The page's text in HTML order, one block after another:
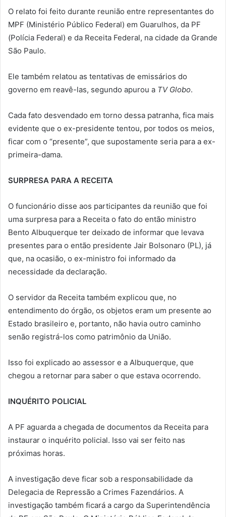
O relato foi feito durante reunião entre representantes do
MPF (Ministério Público Federal) em Guarulhos, da PF
(Polícia Federal) e da Receita Federal, na cidade da Grande
São Paulo.
Ele também relatou as tentativas de emissários do
governo em reavê-las, segundo apurou a TV Globo.
Cada fato desvendado em torno dessa patranha, fica mais
evidente que o ex-presidente tentou, por todos os meios,
ficar com o “presente”, que supostamente seria para a ex-
primeira-dama.
SURPRESA PARA A RECEITA
O funcionário disse aos participantes da reunião que foi
uma surpresa para a Receita o fato do então ministro
Bento Albuquerque ter deixado de informar que levava
presentes para o então presidente Jair Bolsonaro (PL), já
que, na ocasião, o ex-ministro foi informado da
necessidade da declaração.
O servidor da Receita também explicou que, no
entendimento do órgão, os objetos eram um presente ao
Estado brasileiro e, portanto, não havia outro caminho
senão registrá-los como patrimônio da União.
Isso foi explicado ao assessor e a Albuquerque, que
chegou a retornar para saber o que estava ocorrendo.
INQUÉRITO POLICIAL
A PF aguarda a chegada de documentos da Receita para
instaurar o inquérito policial. Isso vai ser feito nas
próximas horas.
A investigação deve ficar sob a responsabilidade da
Delegacia de Repressão a Crimes Fazendários. A
investigação também ficará a cargo da Superintendência